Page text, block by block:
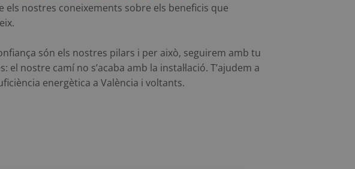
els nostres coneixements sobre els beneficis que
són els nostres pilars i per això, seguirem amb tu
el nostre camí no s’acaba amb la instal·lació. T’ajudem a
energètica a València i voltants.